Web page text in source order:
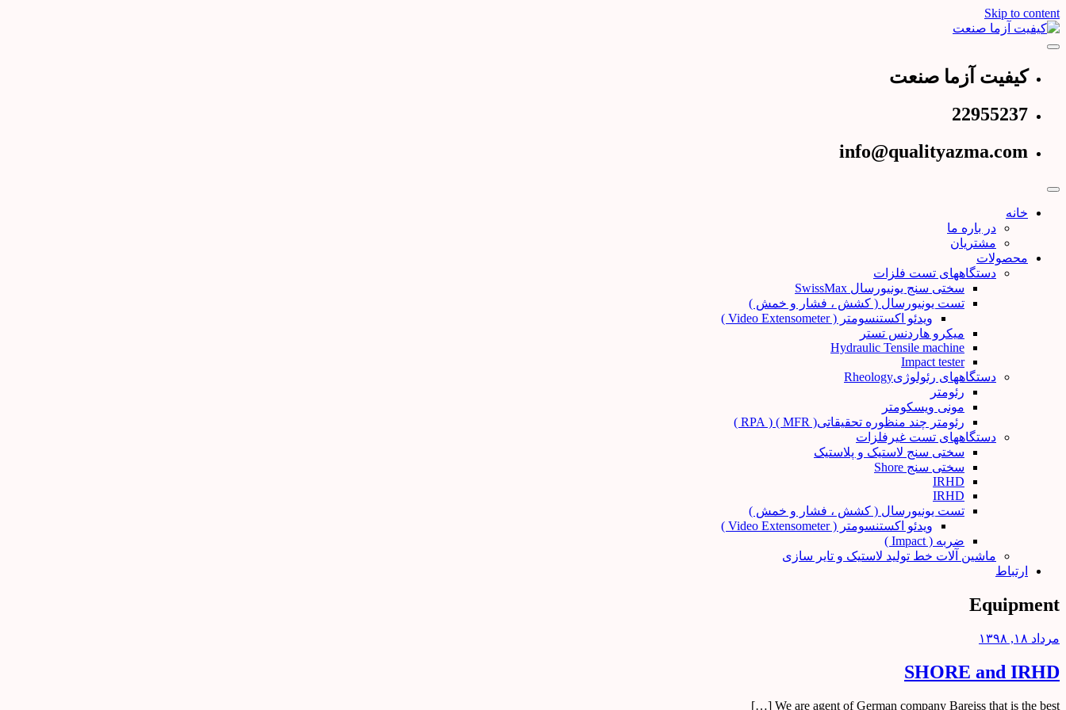
Skip to content
کیفیت آزما صنعت
کیفیت آزما صنعت
22955237
info@qualityazma.com
خانه
در باره ما
مشتریان
محصولات
دستگاههای تست فلزات
سختی سنج یونیورسال SwissMax
تست یونیورسال ( کشش ، فشار و خمش )
ویدئو اکستنسومتر ( Video Extensometer )
میکرو هاردنس تستر
Hydraulic Tensile machine
Impact tester
دستگاههای رئولوژیRheology
رئومتر
مونی ویسکومتر
رئومتر چند منظوره تحقیقاتی( MFR ) ( RPA )
دستگاههای تست غیرفلزات
سختی سنج لاستیک و پلاستیک
سختی سنج Shore
IRHD
IRHD
تست یونیورسال ( کشش ، فشار و خمش )
ویدئو اکستنسومتر ( Video Extensometer )
ضربه ( Impact )
ماشین آلات خط تولید لاستیک و تایر سازی
ارتباط
Equipment
مرداد ۱۸, ۱۳۹۸
SHORE and IRHD
We are agent of German company Bareiss that is the best […]